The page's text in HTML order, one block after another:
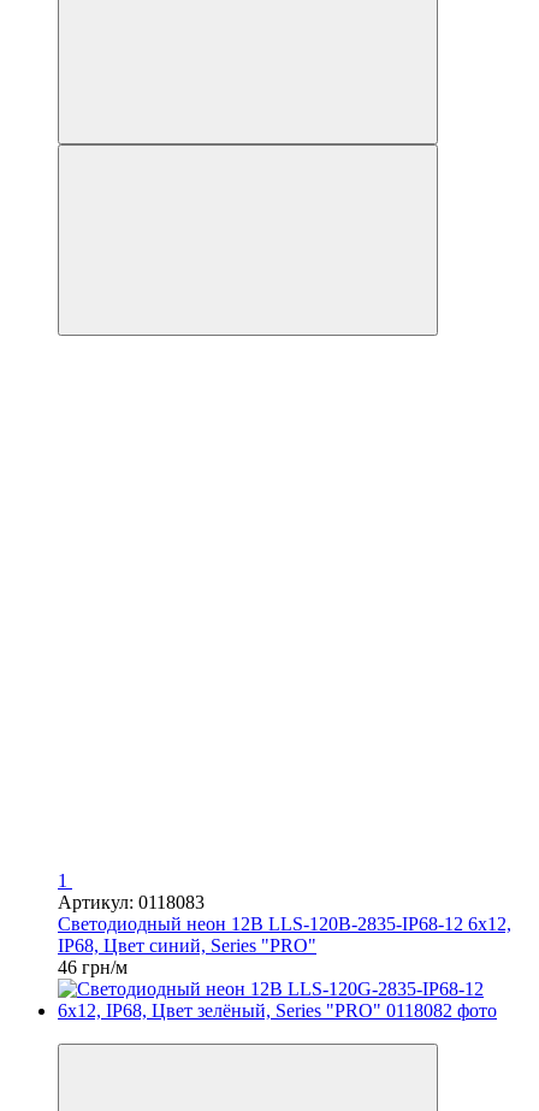
1
Артикул: 0118083
Светодиодный неон 12В LLS-120B-2835-IP68-12 6x12,
IP68, Цвет синий, Series "PRO"
46 грн/м